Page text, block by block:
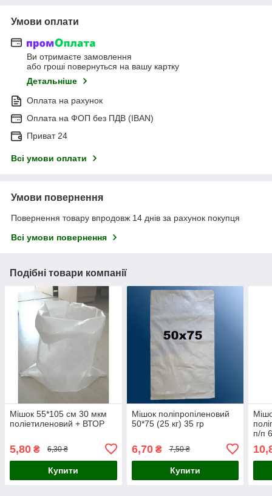
Умови оплати
Ви отримаєте замовлення
або гроші повернуться на вашу картку
Детальніше
Оплата на рахунок
Оплата на ФОП без ПДВ (IBAN)
Приват 24
Всі умови оплати
Умови повернення
Повернення товару впродовж 14 днів за рахунок покупця
Всі умови повернення
Подібні товари компанії
Мішок 55*105 см 30 мкм
поліетиленовий + ВТОР
5,80 ₴ 6,30 ₴
Купити
Мішок поліпропіленовий
50*75 (25 кг) 35 гр
6,70₴ 7,50 ₴
Купити
п/п